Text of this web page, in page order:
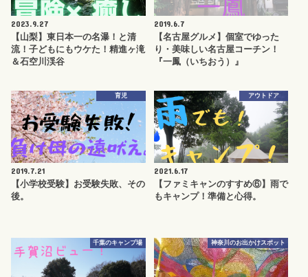
2023.9.27
【山梨】東日本一の名瀑！と清
流！子どもにもウケた！精進ヶ滝
＆石空川渓谷
2019.6.7
【名古屋グルメ】個室でゆった
り・美味しい名古屋コーチン！
『一鳳（いちおう）』
育児
2019.7.21
【小学校受験】お受験失敗、その
後。
アウトドア
2021.6.17
【ファミキャンのすすめ⑥】雨で
もキャンプ！準備と心得。
千葉のキャンプ場 神奈川のお出かけスポット